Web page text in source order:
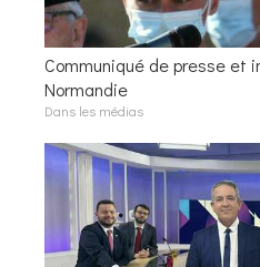
Communiqué de presse et
Normandie
Dans les médias